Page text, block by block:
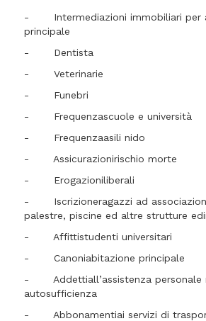
- Intermediazioni immobiliari per
principale
- Dentista
- Veterinarie
- Funebri
- Frequenzascuole e università
- Frequenzaasili nido
- Assicurazionirischio morte
- Erogazioniliberali
- Iscrizioneragazzi ad
palestre, piscine ed altre strutture
- Affittistudenti universitari
- Canoniabitazione principale
- Addettiall’assistenza personale
autosufficienza
- Abbonamentiai servizi di